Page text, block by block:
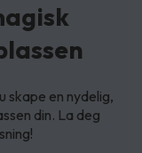
skape en nydelig,
din. La deg